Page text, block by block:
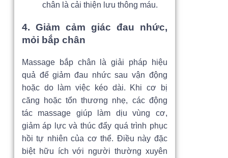
chân là cải thiện lưu thông máu.
4. Giảm cảm giác đau nhức,
mỏi bắp chân
Massage bắp chân là giải pháp hiệu
quả để giảm đau nhức sau vận động
hoặc do làm việc kéo dài. Khi cơ bị
căng hoặc tổn thương nhẹ, các động
tác massage giúp làm dịu vùng cơ,
giảm áp lực và thúc đẩy quá trình phục
hồi tự nhiên của cơ thể. Điều này đặc
biệt hữu ích với người thường xuyên